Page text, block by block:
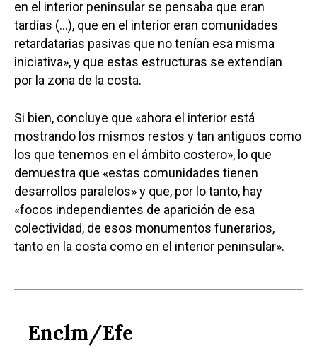
en el interior peninsular se pensaba que eran
tardías (…), que en el interior eran comunidades
retardatarias pasivas que no tenían esa misma
iniciativa», y que estas estructuras se extendían
por la zona de la costa.
Si bien, concluye que «ahora el interior está
mostrando los mismos restos y tan antiguos como
los que tenemos en el ámbito costero», lo que
demuestra que «estas comunidades tienen
desarrollos paralelos» y que, por lo tanto, hay
«focos independientes de aparición de esa
colectividad, de esos monumentos funerarios,
tanto en la costa como en el interior peninsular».
Enclm/Efe
Sucesos
Medio Ambiente
Planeta Rural
Política
Galerías